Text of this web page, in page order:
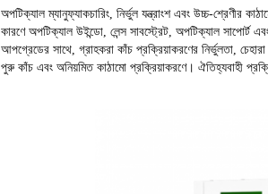
অপটিক্যাল ম্যানুফ্যাকচারিং, নির্ভুল যন্ত্রাংশ এবং উচ্চ-শ্রেণীর
কারণে অপটিক্যাল উইন্ডো, লেন্স সাবস্ট্রেট, অপটিক্যাল সাপোর্ট
আপগ্রেডের সাথে, গ্রাহকরা কাঁচ প্রক্রিয়াকরণের নির্ভুলতা,
পুরু কাঁচ এবং অনিয়মিত কাঠামো প্রক্রিয়াকরণে। ঐতিহ্যবাহী